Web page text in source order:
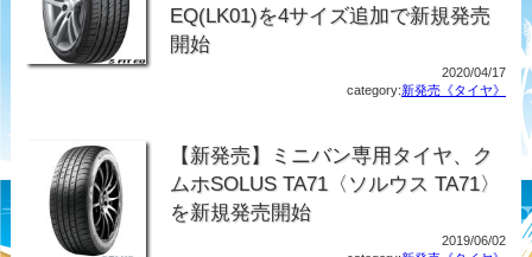
EQ(LK01)を4サイズ追加で新規発売
開始
2020/04/17
category:新発売《タイヤ》
【新発売】ミニバン専用タイヤ、ク
ムホSOLUS TA71〈ソルウス TA71〉
を新規発売開始
2019/06/02